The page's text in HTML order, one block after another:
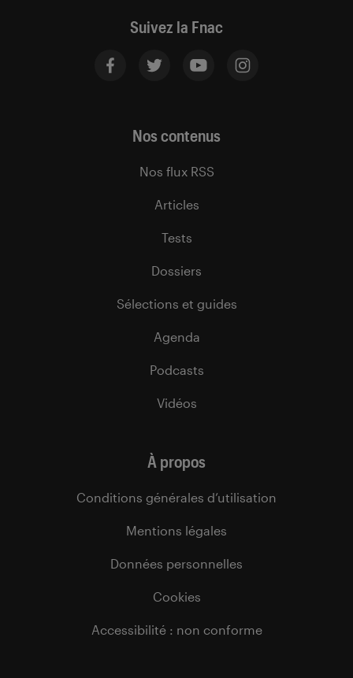
Suivez la Fnac
Nos contenus
Nos flux RSS
Articles
Tests
Dossiers
Sélections et guides
Agenda
Podcasts
Vidéos
À propos
Conditions générales d’utilisation
Mentions légales
Données personnelles
Cookies
Accessibilité : non conforme